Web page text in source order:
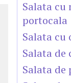
Salata cu
portocala
Salata cu
Salata de
Salata de